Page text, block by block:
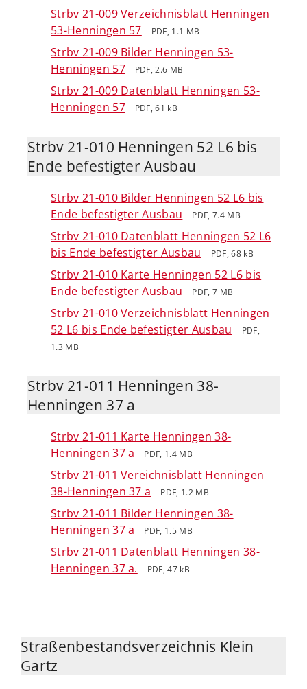
Strbv 21-009 Verzeichnisblatt Henningen
53-Henningen 57
PDF, 1.1 MB
Strbv 21-009 Bilder Henningen 53-
Henningen 57
PDF, 2.6 MB
Strbv 21-009 Datenblatt Henningen 53-
Henningen 57
PDF, 61 kB
Strbv 21-010 Henningen 52 L6 bis
Ende befestigter Ausbau
Strbv 21-010 Bilder Henningen 52 L6 bis
Ende befestigter Ausbau
PDF, 7.4 MB
Strbv 21-010 Datenblatt Henningen 52 L6
bis Ende befestigter Ausbau
PDF, 68 kB
Strbv 21-010 Karte Henningen 52 L6 bis
Ende befestigter Ausbau
PDF, 7 MB
Strbv 21-010 Verzeichnisblatt Henningen
52 L6 bis Ende befestigter Ausbau
PDF,
1.3 MB
Strbv 21-011 Henningen 38-
Henningen 37 a
Strbv 21-011 Karte Henningen 38-
Henningen 37 a
PDF, 1.4 MB
Strbv 21-011 Vereichnisblatt Henningen
38-Henningen 37 a
PDF, 1.2 MB
Strbv 21-011 Bilder Henningen 38-
Henningen 37 a
PDF, 1.5 MB
Strbv 21-011 Datenblatt Henningen 38-
Henningen 37 a.
PDF, 47 kB
Straßenbestandsverzeichnis Klein
Gartz